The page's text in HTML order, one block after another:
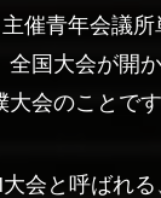
催青年会議
全国大会が開
会のことです
会と呼ばれ